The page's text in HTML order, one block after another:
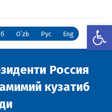
Oʻzb Рус Eng
Россия
кузатиб